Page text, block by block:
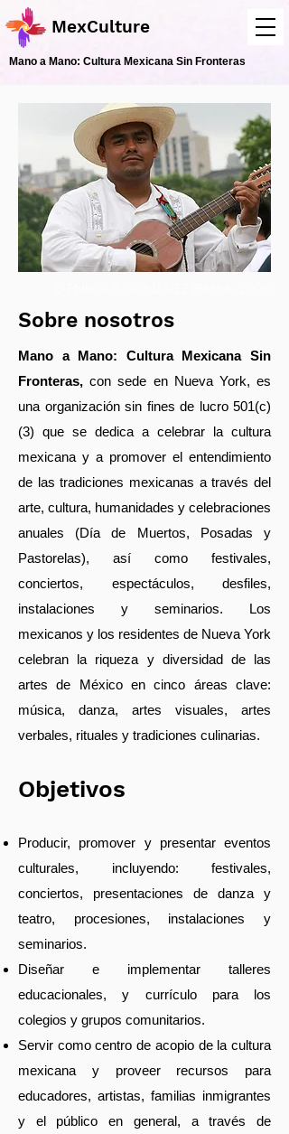
MexCulture
Mano a Mano: Cultura Mexicana Sin Fronteras
Sobre nosotros
Mano a Mano: Cultura Mexicana Sin
Fronteras, con sede en Nueva York, es
una organización sin fines de lucro 501(c)
(3) que se dedica a celebrar la cultura
mexicana y a promover el entendimiento
de las tradiciones mexicanas a través del
arte, cultura, humanidades y celebraciones
anuales (Día de Muertos, Posadas y
Pastorelas), así como festivales,
conciertos, espectáculos, desfiles,
instalaciones y seminarios. Los
mexicanos y los residentes de Nueva York
celebran la riqueza y diversidad de las
artes de México en cinco áreas clave:
música, danza, artes visuales, artes
verbales, rituales y tradiciones culinarias.
Objetivos
Producir, promover y presentar eventos
culturales, incluyendo: festivales,
conciertos, presentaciones de danza y
teatro, procesiones, instalaciones y
seminarios.
Diseñar e implementar talleres
educacionales, y currículo para los
colegios y grupos comunitarios.
Servir como centro de acopio de la cultura
mexicana y proveer recursos para
educadores, artistas, familias inmigrantes
y el público en general, a través de